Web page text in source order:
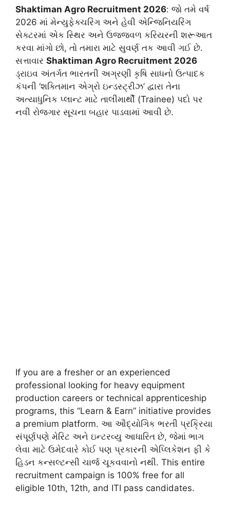
Shaktiman Agro Recruitment 2026: જો તમે વર્ષ
2026 માં મેન્યુફેક્ચરિંગ અને હેવી એન્જિનિયરિંગ
સેક્ટરમાં એક સ્થિર અને ઉજ્જવળ કરિયરની શરૂઆત
કરવા માંગો છો, તો તમારા માટે સુવર્ણ તક આવી ગઈ છે.
સત્તાવાર Shaktiman Agro Recruitment 2026
ડ્રાઇવ અંતર્ગત ભારતની અગ્રણી કૃષિ સાધનો ઉત્પાદક
કંપની ‘શક્તિમાન એગ્રો ઇન્ડસ્ટ્રીઝ’ દ્વારા તેના
અત્યાધુનિક પ્લાન્ટ માટે તાલીમાર્થી (Trainee) પદો પર
નવી રોજગાર સૂચના બહાર પાડવામાં આવી છે.
If you are a fresher or an experienced
professional looking for heavy equipment
production careers or technical apprenticeship
programs, this “Learn & Earn” initiative provides
a premium platform. આ ઔદ્યોગિક ભરતી પ્રક્રિયા
સંપૂર્ણપણે મેરિટ અને ઇન્ટરવ્યુ આધારિત છે, જેમાં ભાગ
લેવા માટે ઉમેદવારે કોઈ પણ પ્રકારની એપ્લિકેશન ફી કે
હિડન કન્સલ્ટન્સી ચાર્જ ચૂકવવાનો નથી. This entire
recruitment campaign is 100% free for all
eligible 10th, 12th, and ITI pass candidates.